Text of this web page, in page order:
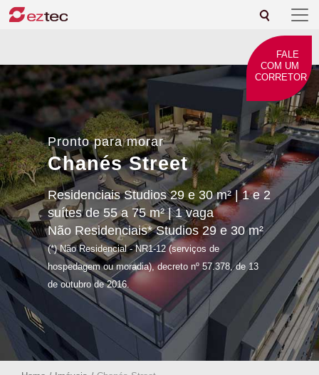
FALE
COM UM
CORRETOR
Pronto para morar
Chanés Street
Residenciais Studios 29 e 30 m² | 1 e 2
suítes de 55 a 75 m² | 1 vaga
Não Residenciais* Studios 29 e 30 m²
(*) Não Residencial - NR1-12 (serviços de
hospedagem ou moradia), decreto nº 57.378, de 13
de outubro de 2016.